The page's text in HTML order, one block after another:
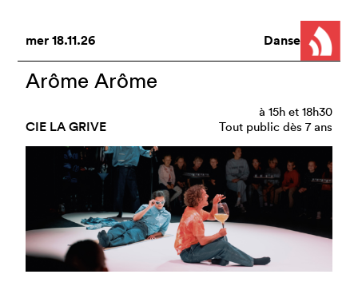
mer18.11.26 Danse
Arôme Arôme
CIE LA GRIVE
à 15het 18h30
Tout public dès 7 ans